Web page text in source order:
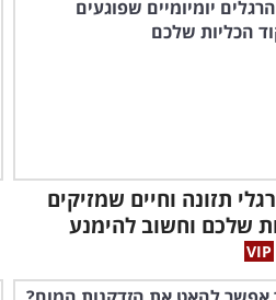
הרגלי תזונה וחיים שמזיקים
שלכם וחשוב להימנע